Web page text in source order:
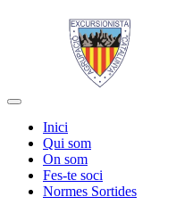
Inici
Qui som
On som
Fes-te soci
Normes Sortides